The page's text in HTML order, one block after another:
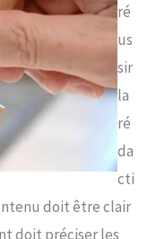
ré
us
sir
la
ré
da
cti
doit être clair
doit préciser les